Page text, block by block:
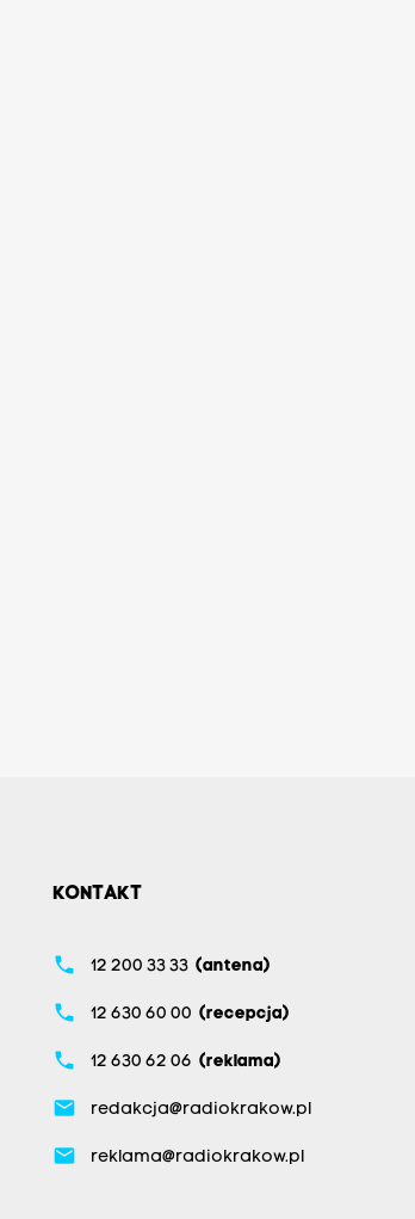
KONTAKT
phone 12 200 33 33 (antena)
phone 12 630 60 00 (recepcja)
phone 12 630 62 06 (reklama)
email redakcja@radiokrakow.pl
email reklama@radiokrakow.pl